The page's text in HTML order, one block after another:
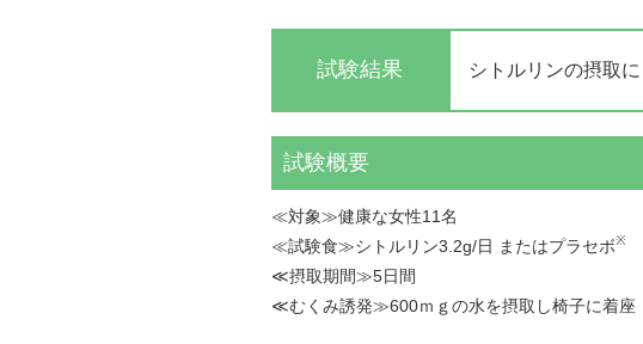
試験結果 シトルリンの摂取
試験概要
≪対象≫健康な女性11名
≪試験食≫シトルリン3.2g/日 またはプラセボ※
≪摂取期間≫5日間
≪むくみ誘発≫600ｍｇの水を摂取し椅子に着座